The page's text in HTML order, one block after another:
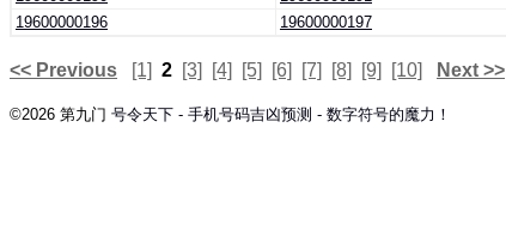
19600000196
19600000197
<< Previous [1] 2 [3] [4] [5] [6] [7] [8] [9] [10] Next >>
©2026 第九门 号令天下 - 手机号码吉凶预测 - 数字符号的魔力！